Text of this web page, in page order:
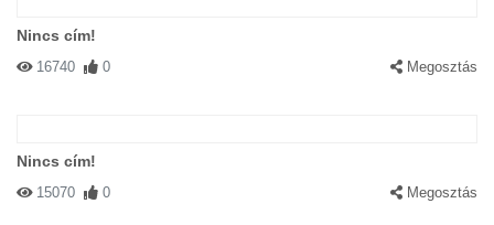
Nincs cím!
16740 0 Megosztás
Nincs cím!
15070 0 Megosztás